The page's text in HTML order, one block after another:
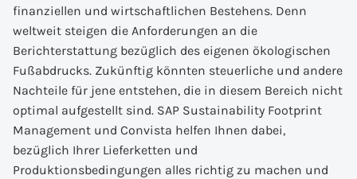
finanziellen und wirtschaftlichen Bestehens. Denn
weltweit steigen die Anforderungen an die
Berichterstattung bezüglich des eigenen ökologischen
Fußabdrucks. Zukünftig könnten steuerliche und andere
Nachteile für jene entstehen, die in diesem Bereich nicht
optimal aufgestellt sind. SAP Sustainability Footprint
Management und Convista helfen Ihnen dabei,
bezüglich Ihrer Lieferketten und
Produktionsbedingungen alles richtig zu machen und